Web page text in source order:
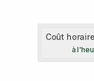
Coût horaire
à